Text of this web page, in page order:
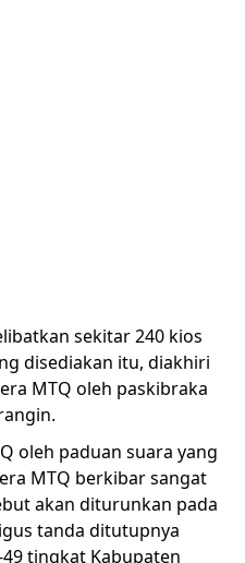
sekitar 240 kios
disediakan itu, diakhiri
MTQ oleh paskibraka
oleh paduan suara yang
MTQ berkibar sangat
akan diturunkan pada
tanda ditutupnya
tingkat Kabupaten